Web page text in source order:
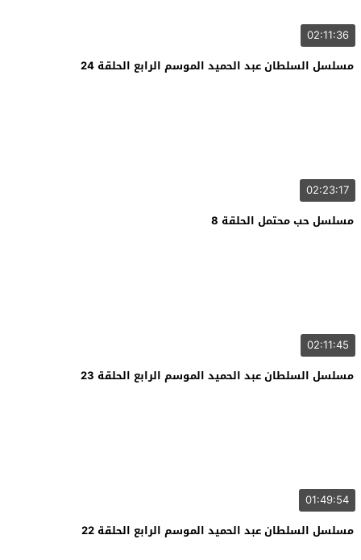
02:11:36
مسلسل السلطان عبد الحميد الموسم الرابع الحلقة 24
02:23:17
مسلسل حب محتمل الحلقة 8
02:11:45
مسلسل السلطان عبد الحميد الموسم الرابع الحلقة 23
01:49:54
مسلسل السلطان عبد الحميد الموسم الرابع الحلقة 22